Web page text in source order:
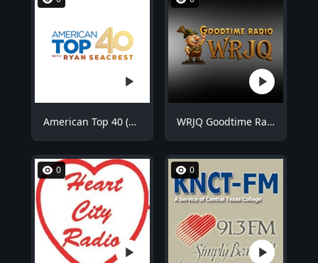
American Top 40 (AT40) WRJQ Goodtime Radio
0 0